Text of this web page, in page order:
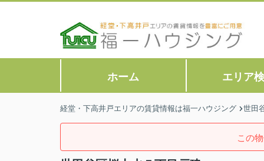
ホーム エリア
経堂・下高井戸エリアの賃貸情報は福一ハウジング 世田
この